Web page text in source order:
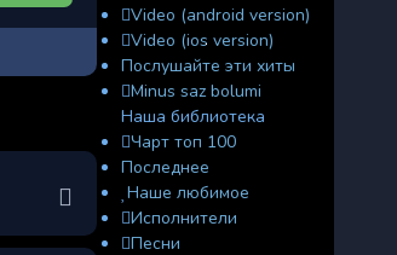
Video (android version)
Video (ios version)
Послушайте эти хиты
Minus saz bolumi
Наша библиотека
Чарт топ 100
Последнее
Наше любимое
Исполнители
Песни